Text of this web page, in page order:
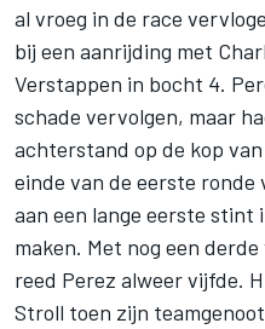
al vroeg in de race
bij een aanrijding met
Verstappen in bocht 4.
schade vervolgen, maar
achterstand op de kop
einde van de eerste
aan een lange eerste stint
maken. Met nog een
reed Perez alweer vijfde.
Stroll toen zijn